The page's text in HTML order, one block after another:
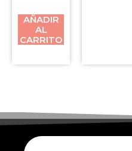
AÑADIR
AL
CARRITO